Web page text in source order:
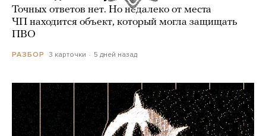
Точных ответов нет. Но недалеко от места
ЧП находится объект, который могла защищать
ПВО
РАЗБОР 3 карточки 5 дней назад